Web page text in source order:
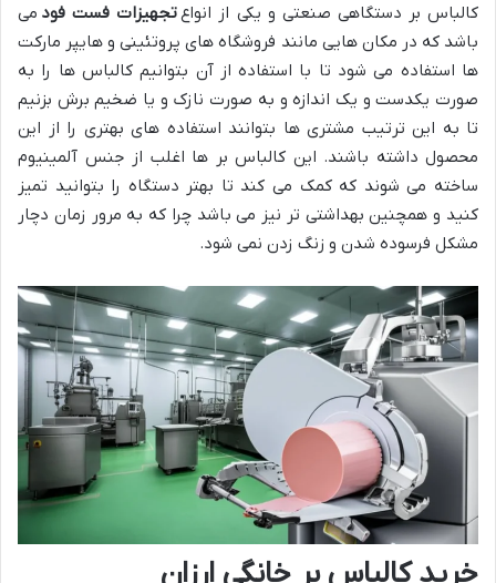
کالباس بر دستگاهی صنعتی و یکی از انواعتجهیزات فست فود می
باشد که در مکان هایی مانند فروشگاه های پروتئینی و هایپر مارکت
ها استفاده می شود تا با استفاده از آن بتوانیم کالباس ها را به
صورت یکدست و یک اندازه و به صورت نازک و یا ضخیم برش بزنیم
تا به این ترتیب مشتری ها بتوانند استفاده های بهتری را از این
محصول داشته باشند. این کالباس بر ها اغلب از جنس آلمینیوم
ساخته می شوند که کمک می کند تا بهتر دستگاه را بتوانید تمیز
کنید و همچنین بهداشتی تر نیز می باشد چرا که به مرور زمان دچار
مشکل فرسوده شدن و زنگ زدن نمی شود.
خرید کالباس بر خانگی ارزان